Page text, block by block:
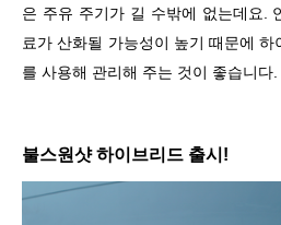
은 주유 주기가 길 수밖에 없는데요.
료가 산화될 가능성이 높기 때문에
를 사용해 관리해 주는 것이 좋습니다.
불스원샷 하이브리드 출시!